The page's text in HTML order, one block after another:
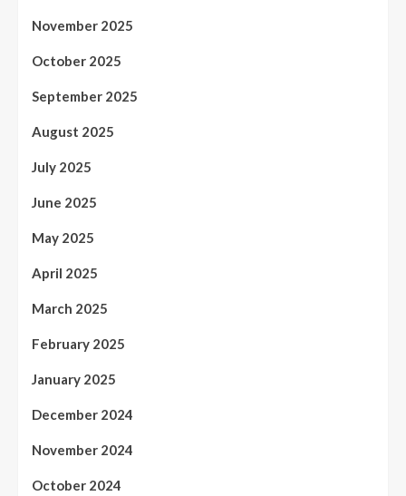
November 2025
October 2025
September 2025
August 2025
July 2025
June 2025
May 2025
April 2025
March 2025
February 2025
January 2025
December 2024
November 2024
October 2024